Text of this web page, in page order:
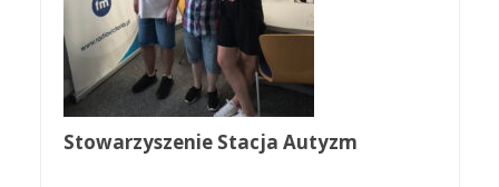
Stowarzyszenie Stacja Autyzm